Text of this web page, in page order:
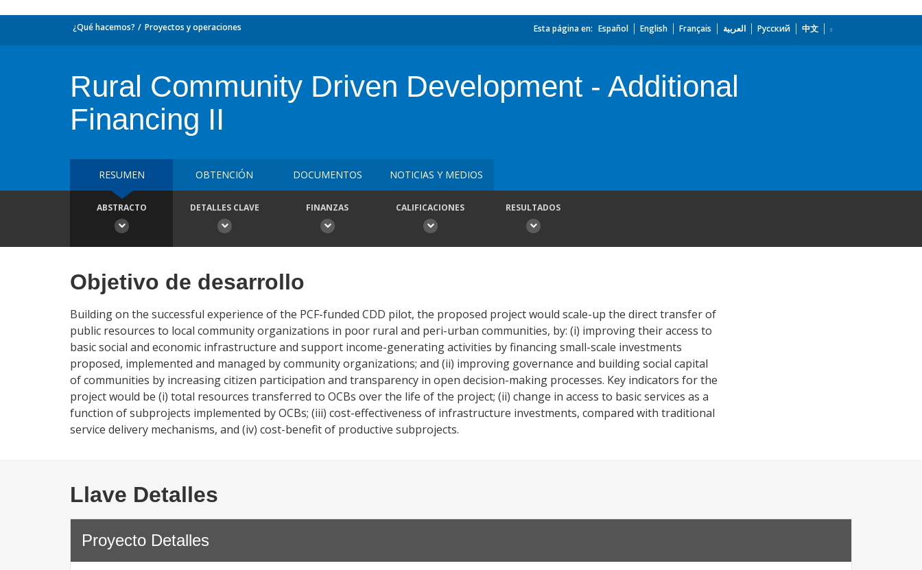
¿Qué hacemos? Proyectos y operaciones Esta página en: Español English Français العربية Русский 中文
Rural Community Driven Development - Additional
Financing II
RESUMEN OBTENCIÓN DOCUMENTOS NOTICIAS Y MEDIOS
ABSTRACTO DETALLES CLAVE FINANZAS CALIFICACIONES RESULTADOS
Objetivo de desarrollo
Building on the successful experience of the PCF-funded CDD pilot, the proposed project would scale-up the direct transfer of
public resources to local community organizations in poor rural and peri-urban communities, by: (i) improving their access to
basic social and economic infrastructure and support income-generating activities by financing small-scale investments
proposed, implemented and managed by community organizations; and (ii) improving governance and building social capital
of communities by increasing citizen participation and transparency in open decision-making processes. Key indicators for the
project would be (i) total resources transferred to OCBs over the life of the project; (ii) change in access to basic services as a
function of subprojects implemented by OCBs; (iii) cost-effectiveness of infrastructure investments, compared with traditional
service delivery mechanisms, and (iv) cost-benefit of productive subprojects.
Llave Detalles
Proyecto Detalles